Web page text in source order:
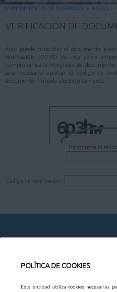
POLÍTICA DE COOKIES
Esta entidad utiliza cookies necesarias
VALIDACIÓN DE
AYUNTAMIENTO DE CAMARGO > INICIO >
VERIFICACIÓN DE
Aquí puede consultar el documento
verificación (COVE) de una copia
comprobar así la integridad del documento
será necesario aportar el código de
documento firmado electrónicamente.
Introduzca el
Código de verificación: